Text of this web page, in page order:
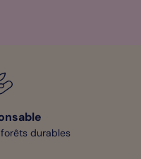
durables